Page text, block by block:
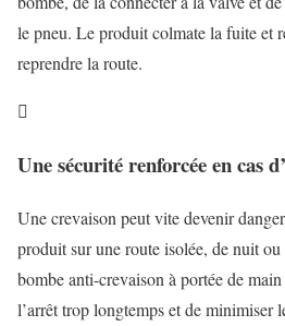
le pneu. Le produit colmate la fuite et
reprendre la route.

Une sécurité renforcée en cas
Une crevaison peut vite devenir
produit sur une route isolée, de nuit
bombe anti-crevaison à portée de
l’arrêt trop longtemps et de minimiser